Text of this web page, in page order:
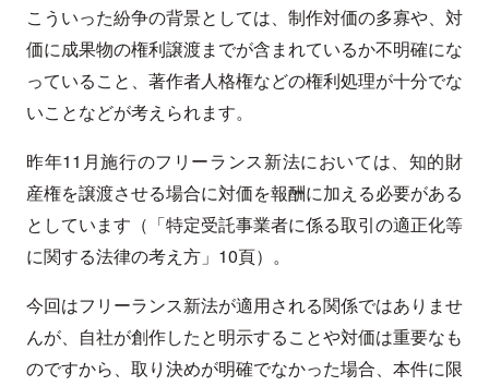
こういった紛争の背景としては、制作対価の多寡や、対
価に成果物の権利譲渡までが含まれているか不明確にな
っていること、著作者人格権などの権利処理が十分でな
いことなどが考えられます。
昨年11月施行のフリーランス新法においては、知的財
産権を譲渡させる場合に対価を報酬に加える必要がある
としています（「特定受託事業者に係る取引の適正化等
に関する法律の考え方」10頁）。
今回はフリーランス新法が適用される関係ではありませ
んが、自社が創作したと明示することや対価は重要なも
のですから、取り決めが明確でなかった場合、本件に限